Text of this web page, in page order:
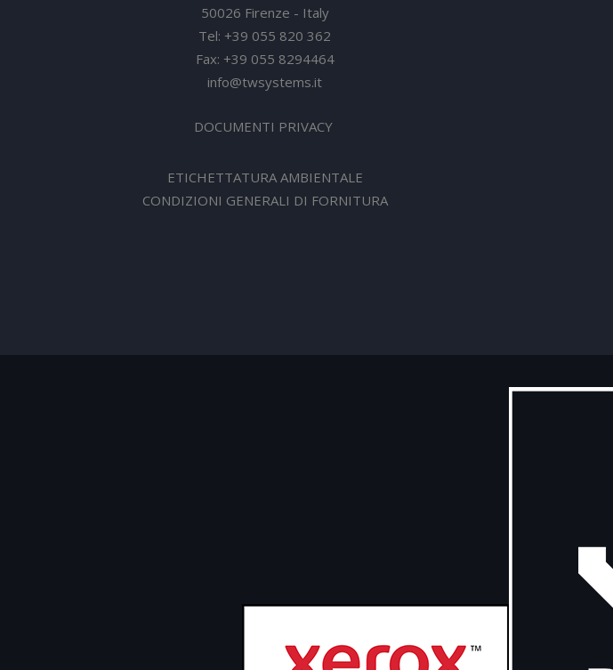
50026 Firenze - Italy
Tel: +39 055 820 362
Fax: +39 055 8294464
info@twsystems.it
DOCUMENTI PRIVACY
ETICHETTATURA AMBIENTALE
CONDIZIONI GENERALI DI FORNITURA